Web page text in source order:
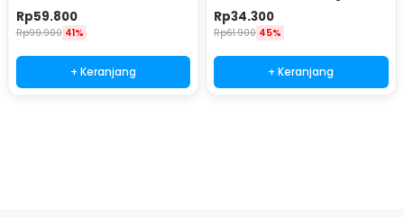
Dingin Stainless 500ml - A1A0
Rp59.800
Rp99.900 41%
+ Keranjang
Stainless Steel 380ml - TY204
Rp34.300
Rp61.900 45%
+ Keranjang